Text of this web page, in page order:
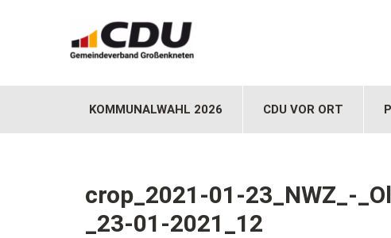
KOMMUNALWAHL 2026 CDU VOR ORT
crop_2021-01-23_NWZ_-
_23-01-2021_12